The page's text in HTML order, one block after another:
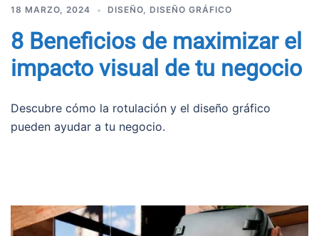
18 MARZO, 2024 DISEÑO DISEÑO GRÁFICO
8 Beneficios de maximizar el
impacto visual de tu negocio
Descubre cómo la rotulación y el diseño gráfico
pueden ayudar a tu negocio.